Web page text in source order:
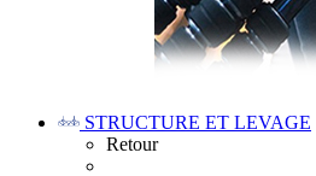
STRUCTURE ET LEVAGE
Retour